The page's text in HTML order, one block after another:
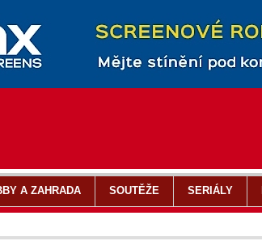
A ZAHRADA SOUTĚŽE SERIÁLY